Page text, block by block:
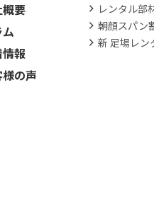
要
報
の声
レンタル部
朝顔スパン
新 足場レン